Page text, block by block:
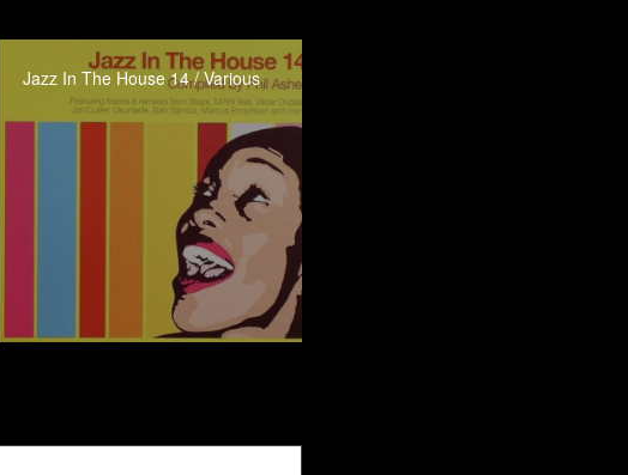
Jazz In The House 14 / Various